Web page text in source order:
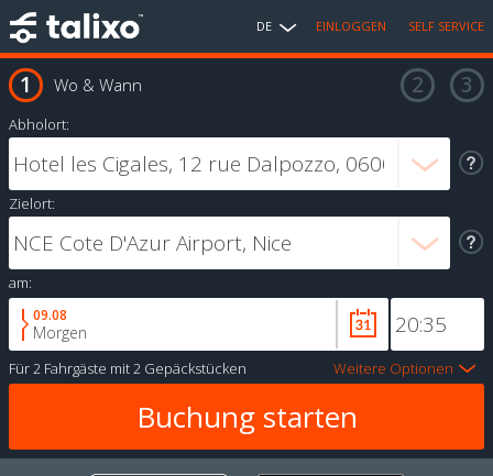
DE EINLOGGEN SELF SERVICE
Wo & Wann
Abholort:
Zielort:
am:
09.08
Morgen
Für2 Fahrgäste mit2 Gepäckstücken Weitere Optionen